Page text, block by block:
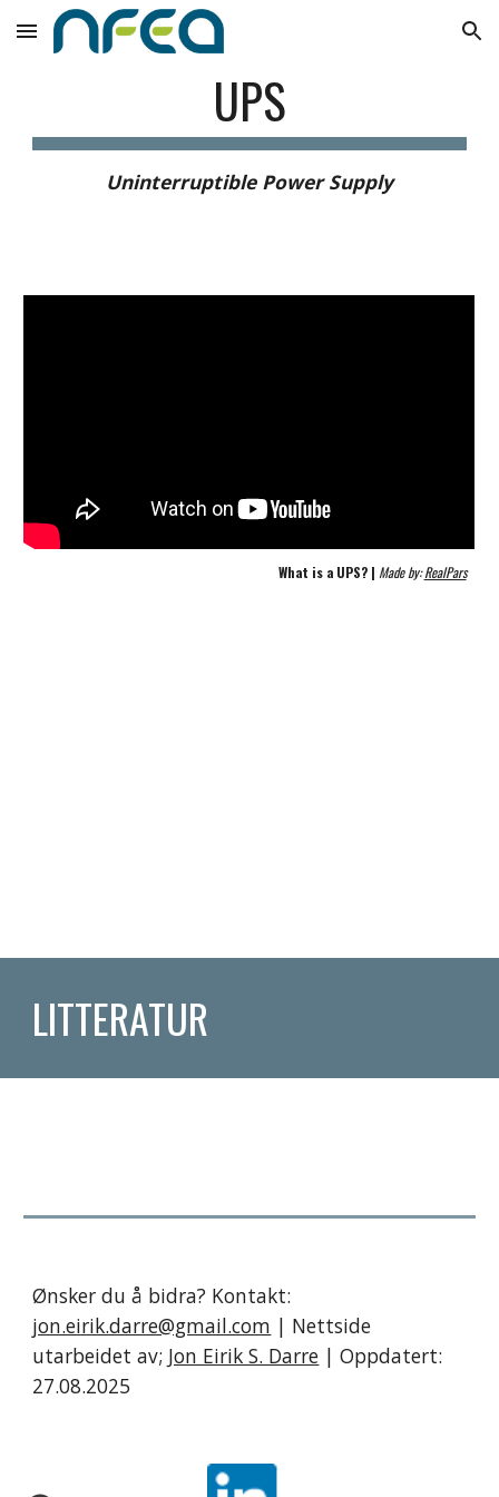
Skip to main content Skip to navigation
UPS
Uninterruptible Power Supply
What is a UPS? | Made by: RealPars
LITTERATUR
Ønsker du å bidra? Kontakt:
jon.eirik.darre@gmail.com | Nettside
utarbeidet av; Jon Eirik S. Darre | Oppdatert:
27.08.2025